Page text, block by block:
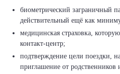
биометрический заграничный
действительный ещё как
медицинская страховка,
контакт-центр;
подтверждение цели поездки,
приглашение от родственников